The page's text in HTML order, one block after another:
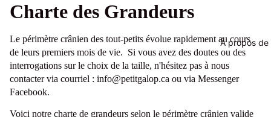
À propos de
Charte des Grandeurs
Le périmètre crânien des tout-petits évolue rapidement au cours
de leurs premiers mois de vie. Si vous avez des doutes ou des
interrogations sur le choix de la taille, n'hésitez pas à nous
contacter via courriel : info@petitgalop.ca ou via Messenger
Facebook.
Voici notre charte de grandeurs selon le périmètre crânien valide